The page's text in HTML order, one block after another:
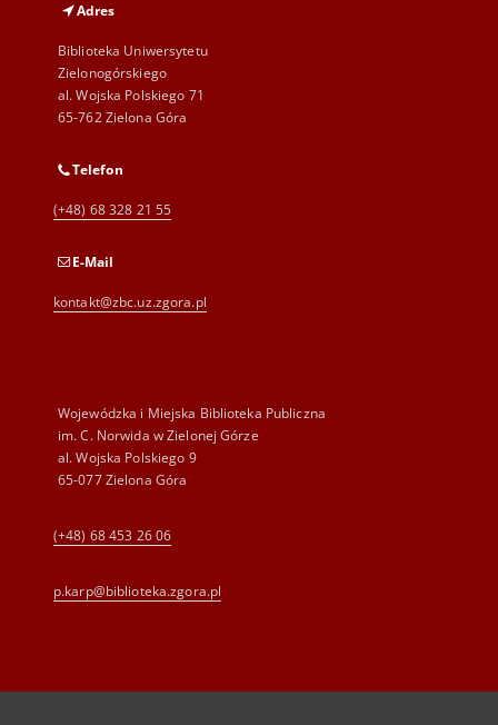
Adres
Biblioteka Uniwersytetu
Zielonogórskiego
al. Wojska Polskiego 71
65-762 Zielona Góra
Telefon
(+48) 68 328 21 55
E-Mail
kontakt@zbc.uz.zgora.pl
Wojewódzka i Miejska Biblioteka Publiczna
im. C. Norwida w Zielonej Górze
al. Wojska Polskiego 9
65-077 Zielona Góra
(+48) 68 453 26 06
p.karp@biblioteka.zgora.pl